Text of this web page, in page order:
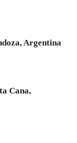
Argentina
Cana,